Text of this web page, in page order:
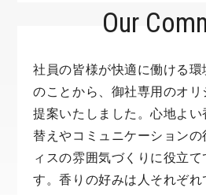
Our
社員の皆様が快適に働ける
のことから、御社専用のオ
提案いたしました。心地よ
替えやコミュニケーション
ィスの雰囲気づくりに役立
す。香りの好みは人それぞ